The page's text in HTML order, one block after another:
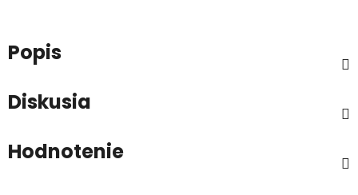
Popis
Diskusia
Hodnotenie